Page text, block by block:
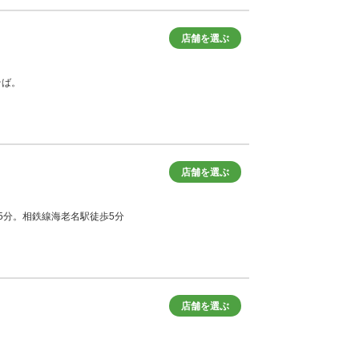
店舗を選ぶ
。
店舗を選ぶ
。相鉄線海老名駅徒歩5分
店舗を選ぶ